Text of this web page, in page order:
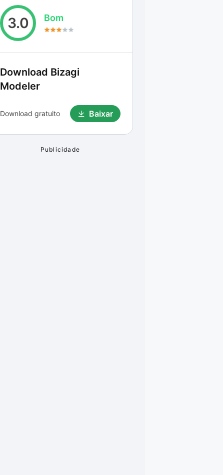
3.0 Bom
Download Bizagi
Modeler
Download gratuito Baixar